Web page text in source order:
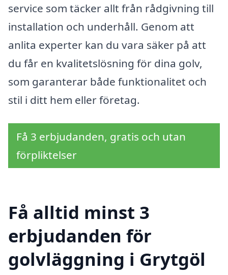
service som täcker allt från rådgivning till
installation och underhåll. Genom att
anlita experter kan du vara säker på att
du får en kvalitetslösning för dina golv,
som garanterar både funktionalitet och
stil i ditt hem eller företag.
Få 3 erbjudanden, gratis och utan
förpliktelser
Få alltid minst 3
erbjudanden för
golvläggning i Grytgöl